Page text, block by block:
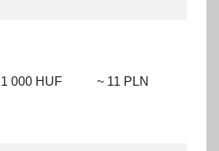
1 000 HUF ~ 11 PLN